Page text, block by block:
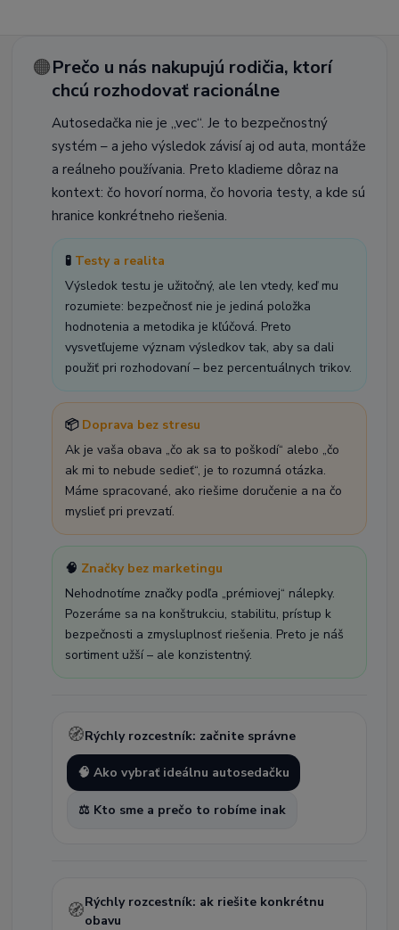
🟠Prečo u nás nakupujú rodičia, ktorí
chcú rozhodovať racionálne
Autosedačka nie je „vec“. Je to bezpečnostný
systém – a jeho výsledok závisí aj od auta, montáže
a reálneho používania. Preto kladieme dôraz na
kontext: čo hovorí norma, čo hovoria testy, a kde sú
hranice konkrétneho riešenia.
🧪 Testy a realita
Výsledok testu je užitočný, ale len vtedy, keď mu
rozumiete: bezpečnosť nie je jediná položka
hodnotenia a metodika je kľúčová. Preto
vysvetľujeme význam výsledkov tak, aby sa dali
použiť pri rozhodovaní – bez percentuálnych trikov.
📦 Doprava bez stresu
Ak je vaša obava „čo ak sa to poškodí“ alebo „čo
ak mi to nebude sedieť“, je to rozumná otázka.
Máme spracované, ako riešime doručenie a na čo
myslieť pri prevzatí.
🧠 Značky bez marketingu
Nehodnotíme značky podľa „prémiovej“ nálepky.
Pozeráme sa na konštrukciu, stabilitu, prístup k
bezpečnosti a zmysluplnosť riešenia. Preto je náš
sortiment užší – ale konzistentný.
🧭Rýchly rozcestník: začnite správne
🧠 Ako vybrať ideálnu autosedačku
⚖️ Kto sme a prečo to robíme inak
🧭Rýchly rozcestník: ak riešite konkrétnu
obavu